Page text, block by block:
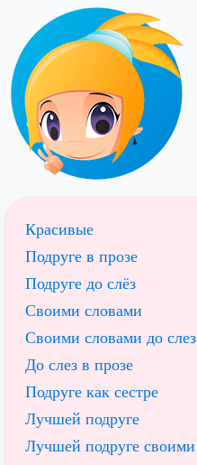
Красивые
Подруге в прозе
Подруге до слёз
Своими словами
Своими словами до слез
До слез в прозе
Подруге как сестре
Лучшей подруге
Лучшей подруге своими